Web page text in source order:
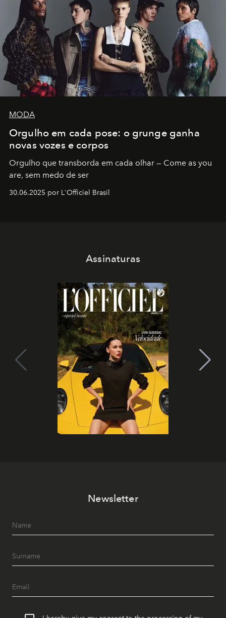
MODA
Orgulho em cada pose: o grunge ganha
novas vozes e corpos
Orgulho que transborda em cada olhar — Come as you
are, sem medo de ser
30.06.2025 por L'Officiel Brasil
Assinaturas
Newsletter